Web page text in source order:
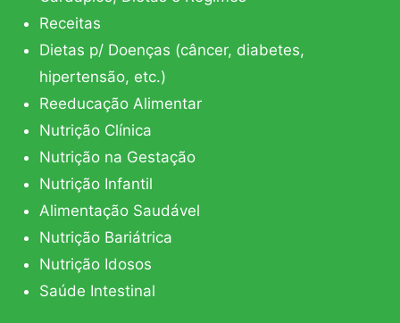
Receitas
Dietas p/ Doenças (câncer, diabetes,
hipertensão, etc.)
Reeducação Alimentar
Nutrição Clínica
Nutrição na Gestação
Nutrição Infantil
Alimentação Saudável
Nutrição Bariátrica
Nutrição Idosos
Saúde Intestinal